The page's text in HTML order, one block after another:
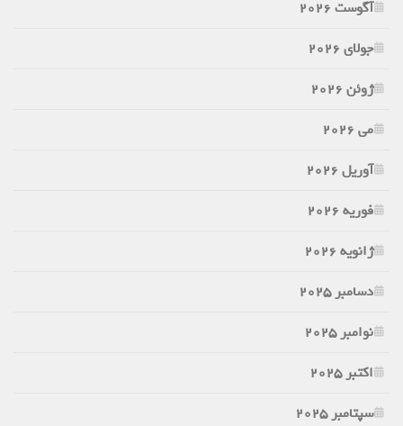
آگوست 2026
جولای 2026
ژوئن 2026
می 2026
آوریل 2026
فوریه 2026
ژانویه 2026
دسامبر 2025
نوامبر 2025
اکتبر 2025
سپتامبر 2025